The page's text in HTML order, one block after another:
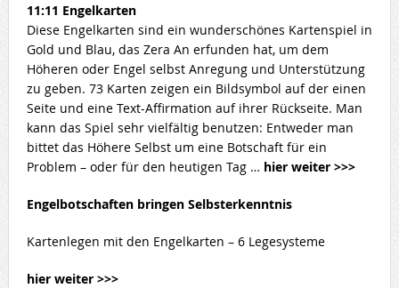
11:11 Engelkarten
Diese Engelkarten sind ein wunderschönes Kartenspiel in
Gold und Blau, das Zera An erfunden hat, um dem
Höheren oder Engel selbst Anregung und Unterstützung
zu geben. 73 Karten zeigen ein Bildsymbol auf der einen
Seite und eine Text-Affirmation auf ihrer Rückseite. Man
kann das Spiel sehr vielfältig benutzen: Entweder man
bittet das Höhere Selbst um eine Botschaft für ein
Problem – oder für den heutigen Tag … hier weiter >>>
Engelbotschaften bringen Selbsterkenntnis
Kartenlegen mit den Engelkarten – 6 Legesysteme
hier weiter >>>